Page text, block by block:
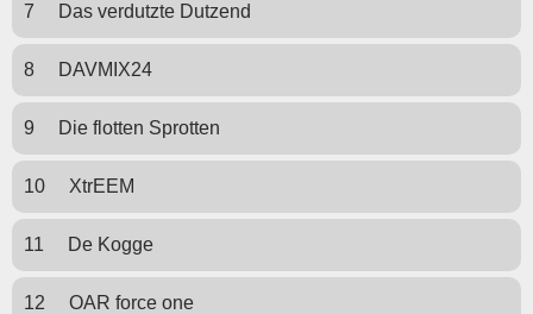
7 Das verdutzte Dutzend
8 DAVMIX24
9 Die flotten Sprotten
10 XtrEEM
11 De Kogge
12 OAR force one